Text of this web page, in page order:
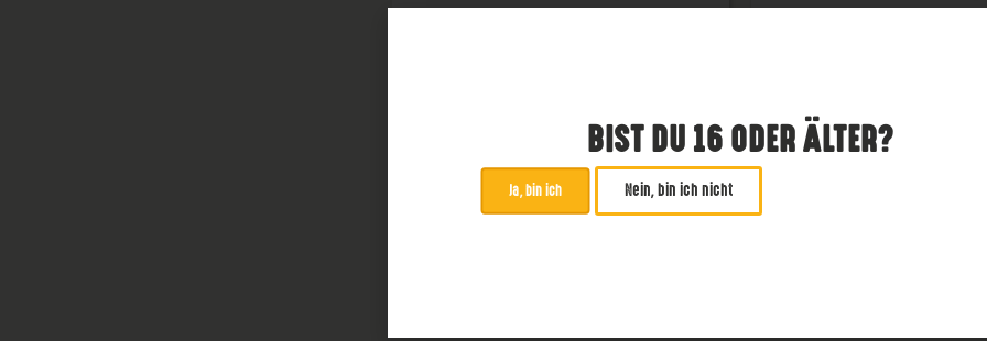
4,99€3,99€
IN DEN WARENKORB
8,49€
BIST DU 16 ODER ÄLTER?
Ja, bin ich Nein, bin ich nicht